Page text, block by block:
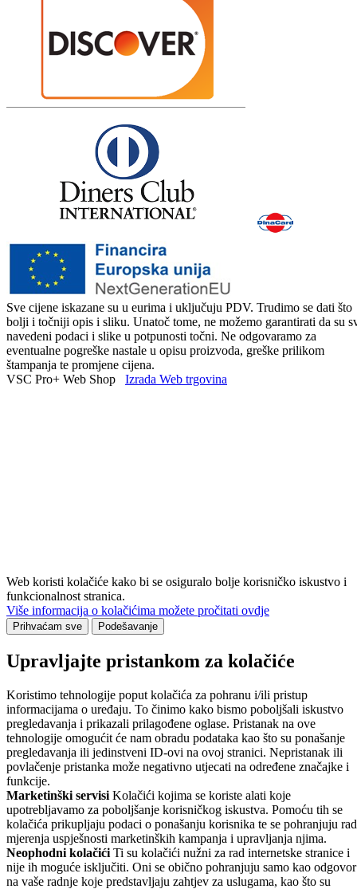
Sve cijene iskazane su u eurima i uključuju PDV. Trudimo se dati što
bolji i točniji opis i sliku. Unatoč tome, ne možemo garantirati da su
navedeni podaci i slike u potpunosti točni. Ne odgovaramo za
eventualne pogreške nastale u opisu proizvoda, greške prilikom
štampanja te promjene cijena.
VSC Pro+ Web Shop Izrada Web trgovina
Web koristi kolačiće kako bi se osiguralo bolje korisničko iskustvo i
funkcionalnost stranica.
Više informacija o kolačićima možete pročitati ovdje
Prihvaćam sve Podešavanje
Upravljajte pristankom za kolačiće
Koristimo tehnologije poput kolačića za pohranu i/ili pristup
informacijama o uređaju. To činimo kako bismo poboljšali iskustvo
pregledavanja i prikazali prilagođene oglase. Pristanak na ove
tehnologije omogućit će nam obradu podataka kao što su ponašanje
pregledavanja ili jedinstveni ID-ovi na ovoj stranici. Nepristanak ili
povlačenje pristanka može negativno utjecati na određene značajke i
funkcije.
Marketinški servisi Kolačići kojima se koriste alati koje
upotrebljavamo za poboljšanje korisničkog iskustva. Pomoću tih se
kolačića prikupljaju podaci o ponašanju korisnika te se pohranjuju
mjerenja uspješnosti marketinških kampanja i upravljanja njima.
Neophodni kolačići Ti su kolačići nužni za rad internetske stranice i
nije ih moguće isključiti. Oni se obično pohranjuju samo kao odgovor
na vaše radnje koje predstavljaju zahtjev za uslugama, kao što su